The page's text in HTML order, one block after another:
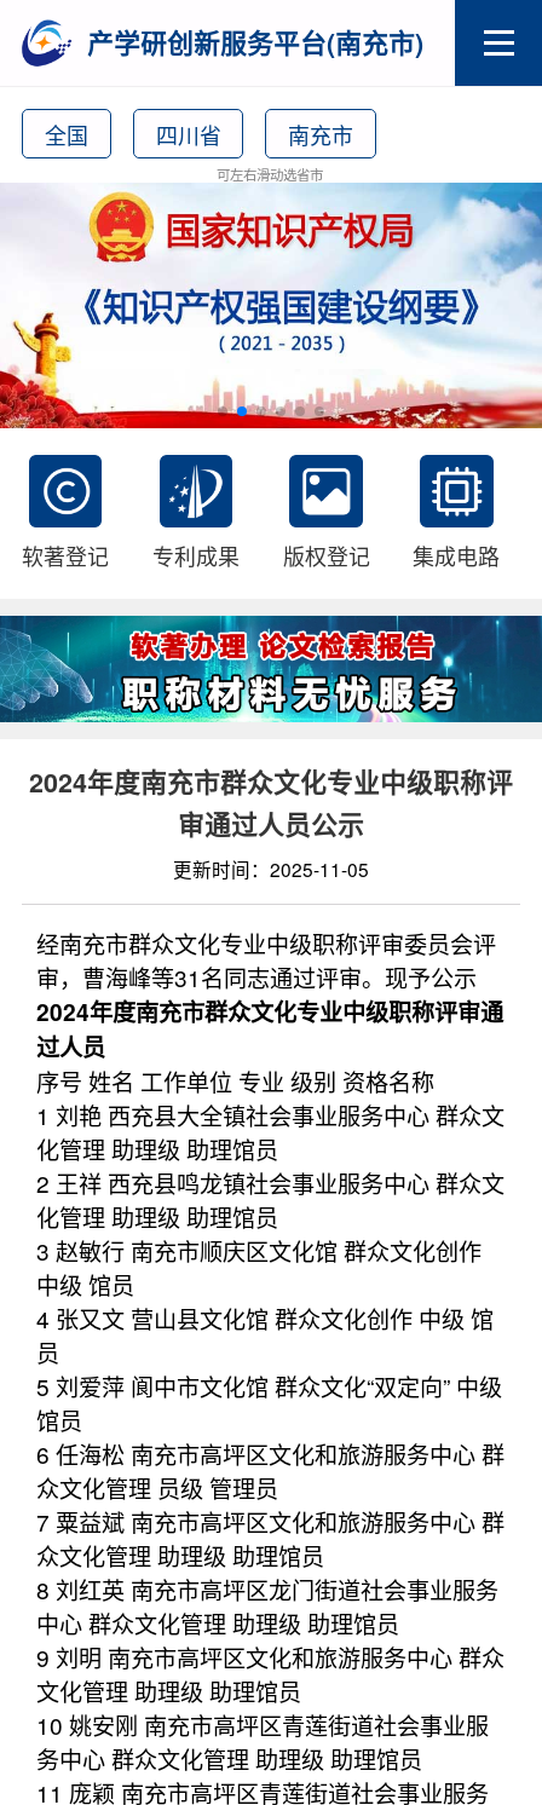
产学研创新服务平台(南充市)
全国 四川省 南充市
可左右滑动选省市
软著登记 专利成果 版权登记 集成电路
2024年度南充市群众文化专业中级职称评
审通过人员公示
更新时间：2025-11-05
经南充市群众文化专业中级职称评审委员会评
审，曹海峰等31名同志通过评审。现予公示
2024年度南充市群众文化专业中级职称评审通
过人员
序号 姓名 工作单位 专业 级别 资格名称
1 刘艳 西充县大全镇社会事业服务中心 群众文
化管理 助理级 助理馆员
2 王祥 西充县鸣龙镇社会事业服务中心 群众文
化管理 助理级 助理馆员
3 赵敏行 南充市顺庆区文化馆 群众文化创作
中级 馆员
4 张又文 营山县文化馆 群众文化创作 中级 馆
员
5 刘爱萍 阆中市文化馆 群众文化“双定向” 中级
馆员
6 任海松 南充市高坪区文化和旅游服务中心 群
众文化管理 员级 管理员
7 粟益斌 南充市高坪区文化和旅游服务中心 群
众文化管理 助理级 助理馆员
8 刘红英 南充市高坪区龙门街道社会事业服务
中心 群众文化管理 助理级 助理馆员
9 刘明 南充市高坪区文化和旅游服务中心 群众
文化管理 助理级 助理馆员
10 姚安刚 南充市高坪区青莲街道社会事业服
务中心 群众文化管理 助理级 助理馆员
11 庞颖 南充市高坪区青莲街道社会事业服务